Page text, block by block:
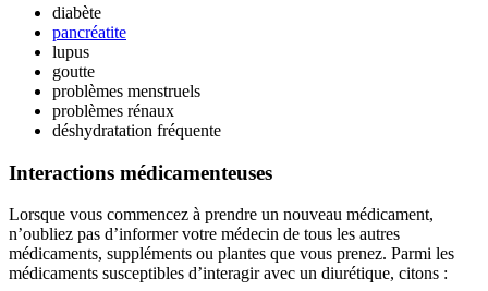
diabète
pancréatite
lupus
goutte
problèmes menstruels
problèmes rénaux
déshydratation fréquente
Interactions médicamenteuses
Lorsque vous commencez à prendre un nouveau médicament,
n’oubliez pas d’informer votre médecin de tous les autres
médicaments, suppléments ou plantes que vous prenez. Parmi les
médicaments susceptibles d’interagir avec un diurétique, citons :